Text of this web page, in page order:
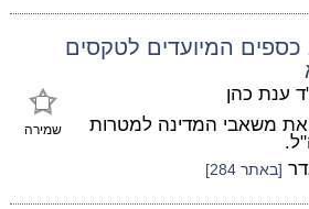
המיועדים לטקסים
שמירה
ענת כהן
משאבי המדינה למטרות
[באתר 284]